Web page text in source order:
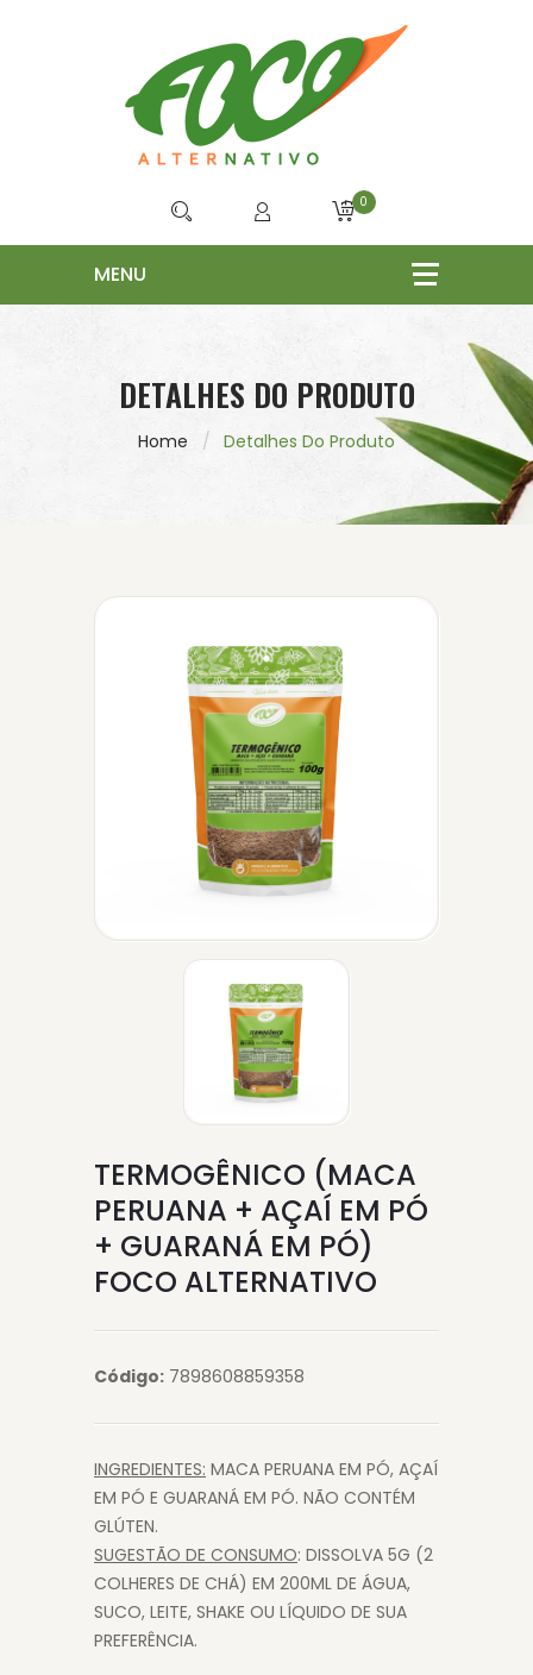
0
DETALHES DO PRODUTO
Home Detalhes Do Produto
TERMOGÊNICO (MACA
PERUANA + AÇAÍ EM PÓ
+ GUARANÁ EM PÓ)
FOCO ALTERNATIVO
Código: 7898608859358
INGREDIENTES: MACA PERUANA EM PÓ, AÇAÍ
EM PÓ E GUARANÁ EM PÓ. NÃO CONTÉM
GLÚTEN.
SUGESTÃO DE CONSUMO: DISSOLVA 5G (2
COLHERES DE CHÁ) EM 200ML DE ÁGUA,
SUCO, LEITE, SHAKE OU LÍQUIDO DE SUA
PREFERÊNCIA.